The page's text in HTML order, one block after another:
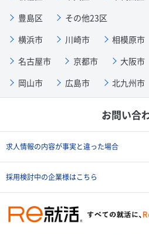
豊島区
その他23区
横浜市
川崎市 相模原市
名古屋市
京都市 大阪市
岡山市
広島市 北九州市
お問い合
求人情報の内容が事実と違った場合
採用検討中の企業様はこちら